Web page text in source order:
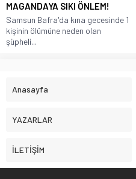
MAGANDAYA SIKI ÖNLEM!
Samsun Bafra'da kına gecesinde 1
kişinin ölümüne neden olan
şüpheli...
Anasayfa
YAZARLAR
İLETİŞİM